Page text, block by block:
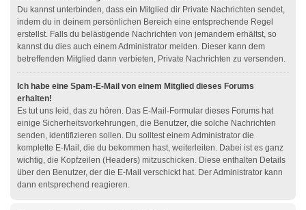
Du kannst unterbinden, dass ein Mitglied dir Private Nachrichten sendet,
indem du in deinem persönlichen Bereich eine entsprechende Regel
erstellst. Falls du belästigende Nachrichten von jemandem erhältst, so
kannst du dies auch einem Administrator melden. Dieser kann dem
betreffenden Mitglied dann verbieten, Private Nachrichten zu versenden.
Ich habe eine Spam-E-Mail von einem Mitglied dieses Forums
erhalten!
Es tut uns leid, das zu hören. Das E-Mail-Formular dieses Forums hat
einige Sicherheitsvorkehrungen, die Benutzer, die solche Nachrichten
senden, identifizieren sollen. Du solltest einem Administrator die
komplette E-Mail, die du bekommen hast, weiterleiten. Dabei ist es ganz
wichtig, die Kopfzeilen (Headers) mitzuschicken. Diese enthalten Details
über den Benutzer, der die E-Mail verschickt hat. Der Administrator kann
dann entsprechend reagieren.